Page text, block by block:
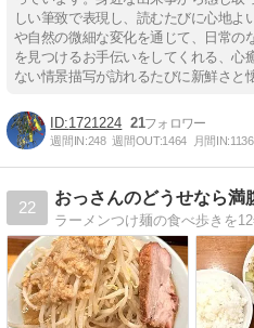
しい筆致で表現し、読むたびに心地
や自然の微細な変化を通じて、日常の
を見つけるお手伝いをしてくれる、心
ない情景描写が訪れるたびに新鮮さと
1721224 21
週間IN:248 週間OUT:1464 月間IN:1136
22
おっさんのどうせなら満